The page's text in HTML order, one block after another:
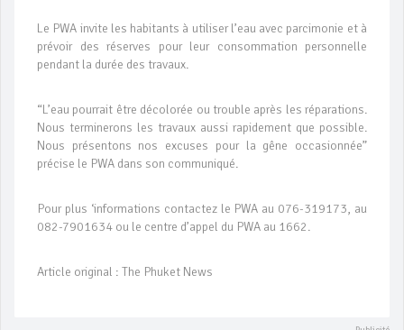
Le PWA invite les habitants à utiliser l’eau avec parcimonie et à
prévoir des réserves pour leur consommation personnelle
pendant la durée des travaux.
“L’eau pourrait être décolorée ou trouble après les réparations.
Nous terminerons les travaux aussi rapidement que possible.
Nous présentons nos excuses pour la gêne occasionnée”
précise le PWA dans son communiqué.
Pour plus ‘informations contactez le PWA au 076-319173, au
082-7901634 ou le centre d’appel du PWA au 1662.
Article original : The Phuket News